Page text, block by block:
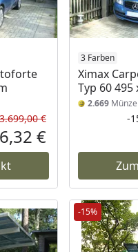
Rabatt in Prozent
Ursprünglicher
3.699,00 €
Aktueller Preis
€
3 Farben
Ximax
Typ 60 495
2.669
-
-15%